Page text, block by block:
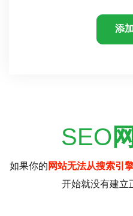
添
SEO
如果你的 网站无法从搜索引
开始就没有建立